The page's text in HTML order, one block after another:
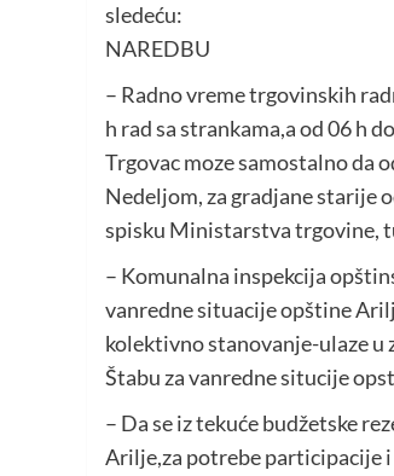
sledeću:
NAREDBU
– Radno vreme trgovinskih
h rad sa strankama,a od 06 h
Trgovac moze samostalno da
Nedeljom, za gradjane starije
spisku Ministarstva trgovine,
– Komunalna inspekcija
vanredne situacije opštine
kolektivno stanovanje-ulaze u
Štabu za vanredne situcije
– Da se iz tekuće budžetske
Arilje,za potrebe participacije